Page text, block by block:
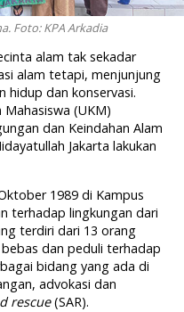
Foto: KPA Arkadia
alam tak sekadar
alam tetapi, menjunjung
hidup dan konservasi.
(UKM)
dan Keindahan Alam
Jakarta lakukan
1989 di Kampus
terhadap lingkungan dari
terdiri dari 13 orang
dan peduli terhadap
bidang yang ada di
advokasi dan
rescue(SAR).